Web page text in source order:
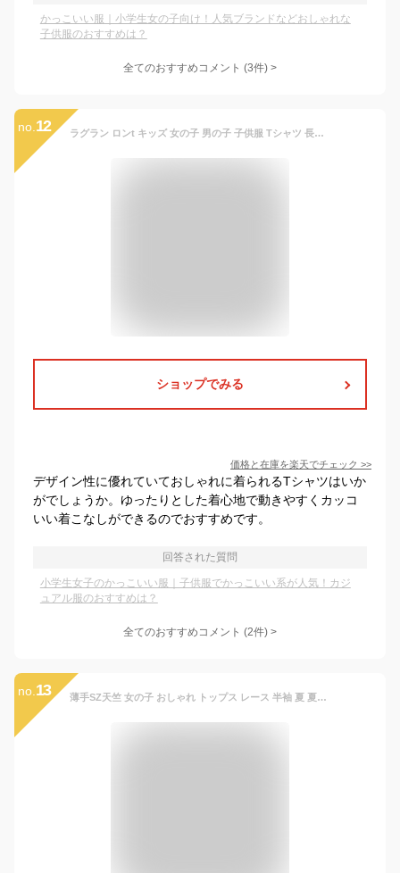
かっこいい服｜小学生女の子向け！人気ブランドなどおしゃれな
子供服のおすすめは？
全てのおすすめコメント (3件) >
no. 12 ラグラン ロンt キッズ 女の子 男の子 子供服 Tシャツ 長袖 ワンピース チュニック ジュニア 110cm 120cm 130cm 140cm 150cm 160cm 小学生 中学生 幼稚園 子供 服 おしゃれ かわいい かっこいい 流行 プチプラ 韓国 ファッション 子ども服 春 夏 秋 冬 キッズ服
ショップでみる
価格と在庫を楽天でチェック >>
デザイン性に優れていておしゃれに着られるTシャツはいか
がでしょうか。ゆったりとした着心地で動きやすくカッコ
いい着こなしができるのでおすすめです。
回答された質問
小学生女子のかっこいい服｜子供服でかっこいい系が人気！カジ
ュアル服のおすすめは？
全てのおすすめコメント (2件) >
no. 13 薄手SZ天竺 女の子 おしゃれ トップス レース 半袖 夏 夏服 綿100% リボン 子供服 カットソー キッズ 子供 こども 子ども ロングT 可愛い チュニック トレーナー ピンク ラベンダー 黄色 サックス ベージュ 90cm 100cm 110cm 120cm 130cm